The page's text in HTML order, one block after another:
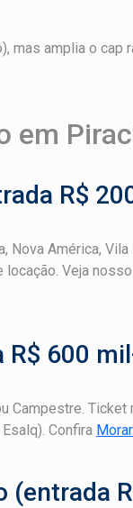
mas amplia o
em
R$
Nova América,
Veja
R$ 600
Campestre. Ticket
Confira
(entrada